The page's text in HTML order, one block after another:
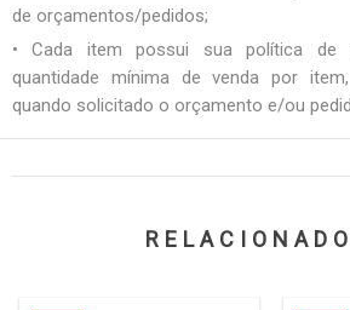
de orçamentos/pedidos;
• Cada item possui sua política de
quantidade mínima de venda por
quando solicitado o orçamento e/ou